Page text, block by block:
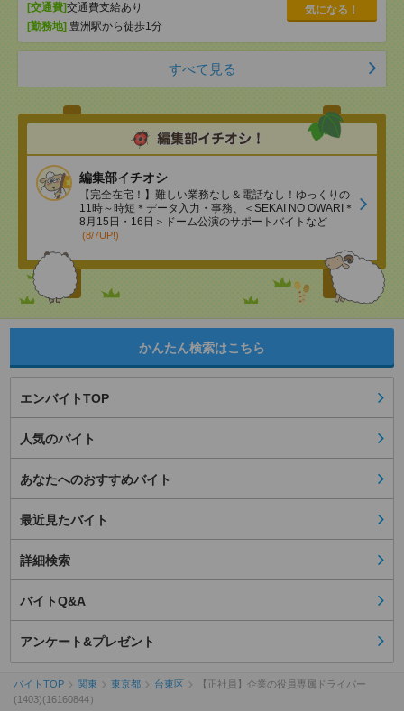
[交通費]交通費支給あり
[勤務地] 豊洲駅から徒歩1分
気になる！
すべて見る
編集部イチオシ
【完全在宅！】難しい業務なし＆電話なし！ゆっくりの
11時～時短＊データ入力・事務、＜SEKAI NO OWARI＊
8月15日・16日＞ドーム公演のサポートバイトなど
(8/7UP!)
かんたん検索はこちら
エンバイトTOP
人気のバイト
あなたへのおすすめバイト
最近見たバイト
詳細検索
バイトQ&A
アンケート&プレゼント
バイトTOP 関東 東京都 台東区
【正社員】企業の役員専属ドライバー
(1403)(16160844）